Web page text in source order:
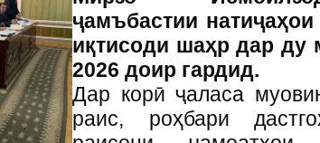
ҷамъбастии натиҷаҳои
иқтисоди шаҳр дар ду
2026 доир гардид.
Дар корӣ ҷаласа
раис, роҳбари